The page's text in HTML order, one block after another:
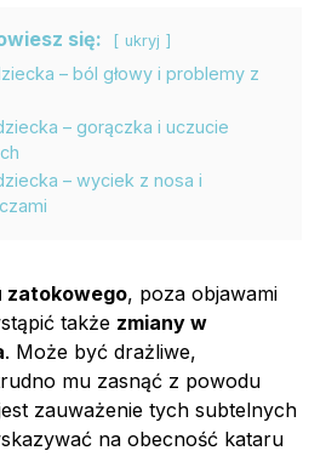
się: ukryj
– ból głowy i problemy z
– gorączka i uczucie
– wyciek z nosa i
zatokowego, poza objawami
także zmiany w
. Może być drażliwe,
mu zasnąć z powodu
zauważenie tych subtelnych
na obecność kataru